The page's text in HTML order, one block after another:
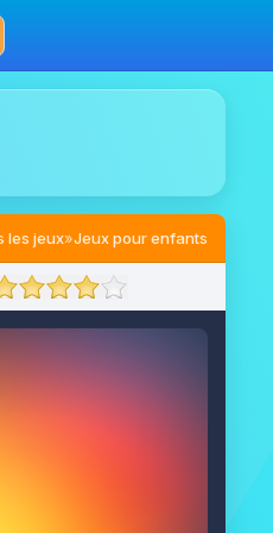
les jeux»Jeux pour enfants